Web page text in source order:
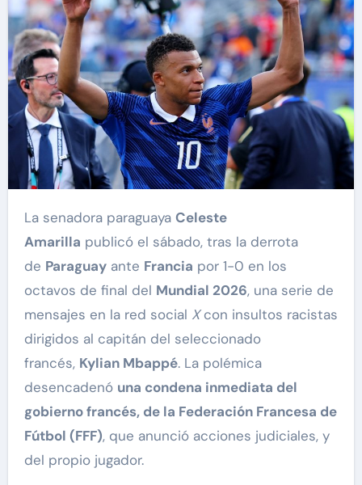
La senadora paraguaya Celeste
Amarilla publicó el sábado, tras la derrota
de Paraguayante Francia por 1-0 en los
octavos de final del Mundial 2026, una serie de
mensajes en la red social Xcon insultos racistas
dirigidos al capitán del seleccionado
francés, Kylian Mbappé. La polémica
desencadenó una condena inmediata del
gobierno francés, de la Federación Francesa de
Fútbol (FFF), que anunció acciones judiciales, y
del propio jugador.